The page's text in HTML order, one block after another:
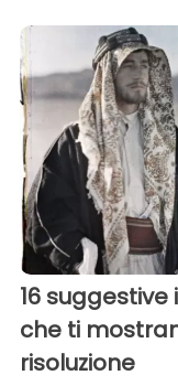
16
che ti
risoluzione